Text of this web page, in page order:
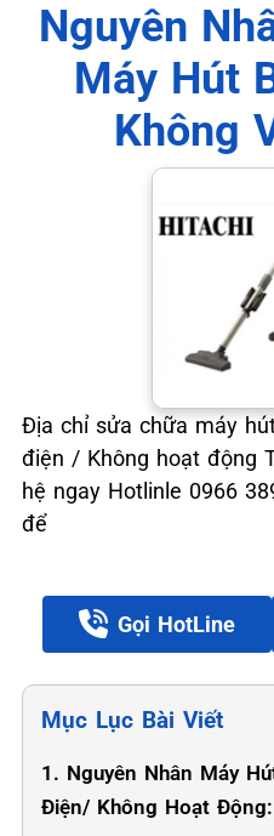
Nguyên
Máy Hút
Không
Địa chỉ sửa chữa máy
điện / Không hoạt động
hệ ngay Hotlinle 0966
để
Gọi HotLine
Mục Lục Bài Viết
1. Nguyên Nhân Máy
Điện/ Không Hoạt Động: